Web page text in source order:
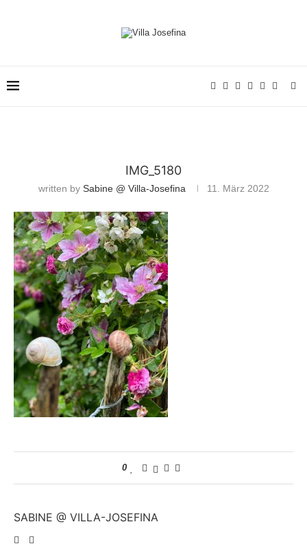
IMG_5180
written by Sabine @ Villa-Josefina 11. März 2022
0
SABINE @ VILLA-JOSEFINA